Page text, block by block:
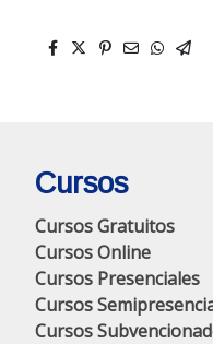
Cursos
Cursos Gratuitos
Cursos Online
Cursos Presenciales
Cursos
Cursos